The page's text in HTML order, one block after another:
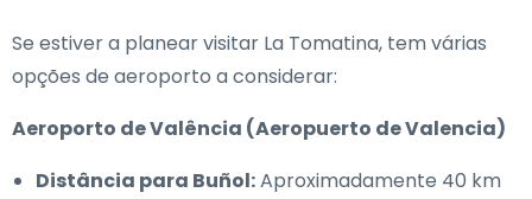
Se estiver a planear visitar La Tomatina, tem várias
opções de aeroporto a considerar:
Aeroporto de Valência (Aeropuerto de Valencia)
Distância para Buñol:Aproximadamente 40 km